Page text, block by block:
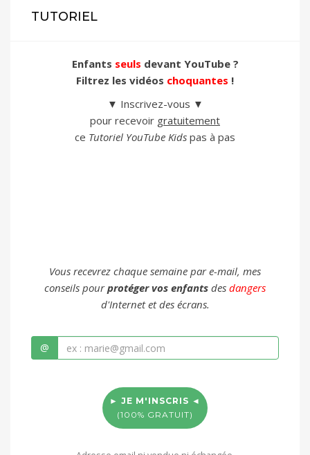
TUTORIEL
Enfants seuls devant YouTube ?
Filtrez les vidéos choquantes !
▼ Inscrivez-vous ▼
pour recevoir gratuitement
ce Tutoriel YouTube Kids pas à pas
Zéro spam. Désinscription facile.Confidentialité